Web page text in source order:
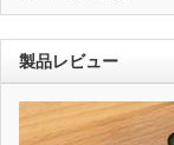
製品レビュー